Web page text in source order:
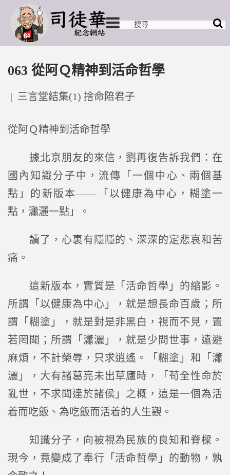
063 從阿Ｑ精神到活命哲學
Posted
三言堂結集(1) 捨命陪君子
從阿Ｑ精神到活命哲學
據北京朋友的來信，劉再復告訴我們：在
國內知識分子中，流傳「一個中心、兩個基
點」的新版本――「以健康為中心，糊塗一
點，瀟灑一點」。
讀了，心裏有隱隱的、深深的定悲哀和苦
痛。
這新版本，實質是「活命哲學」的縮影。
所謂「以健康為中心」，就是想長命百歲；所
謂「糊塗」，就是對是非黑白，視而不見，置
若罔聞；所謂「瀟灑」，就是少問世事，遠避
麻煩，不計榮辱，只求逍遙。「糊塗」和「瀟
灑」，大有諸葛亮未出草廬時，「苟全性命於
亂世，不求聞達於諸侯」之概，這是一個為活
着而吃飯、為吃飯而活着的人生觀。
知識分子，向被視為民族的良知和脊樑。
現今，竟變成了奉行「活命哲學」的動物，孰